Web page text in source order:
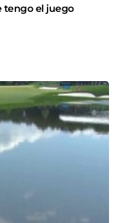
tengo el juego